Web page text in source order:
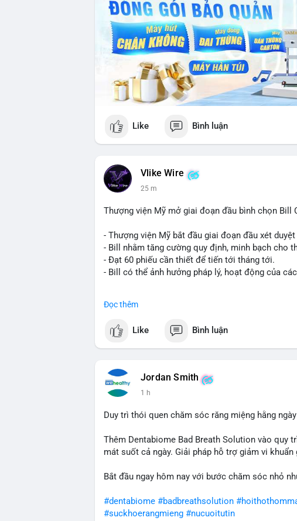
Like Bình luận
Vlike Wire
25 m
Thượng viện Mỹ mở giai đoạn đầu bình chọn Bill
- Thượng viện Mỹ bắt đầu giai đoạn đầu xét
- Bill nhằm tăng cường quy định, minh bạch cho
- Đạt 60 phiếu cần thiết để tiến tới tháng tới.
- Bill có thể ảnh hưởng pháp lý, hoạt động của
#vlikevn #titanbot
📰 Nguồn: CoinDesk
Đọc thêm
Like Bình luận
Jordan Smith
1 h
Duy trì thói quen chăm sóc răng miệng hằng
Thêm Dentabiome Bad Breath Solution vào quy
mát suốt cả ngày. Giải pháp hỗ trợ giảm vi
Bắt đầu ngay hôm nay với bước chăm sóc nhỏ
#dentabiome #badbreathsolution
#suckhoerangmieng #nucuoitutin